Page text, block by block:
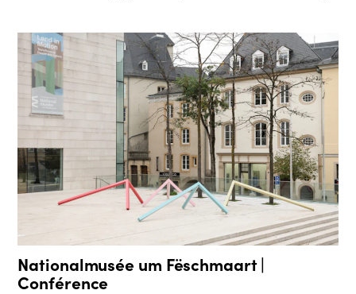
Nationalmusée um Fëschmaart |
Conférence